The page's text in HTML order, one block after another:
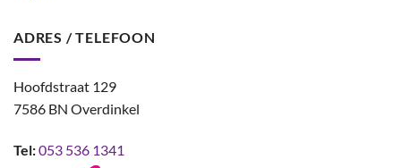
ADRES / TELEFOON
Hoofdstraat 129
7586 BN Overdinkel
Tel:053 536 1341